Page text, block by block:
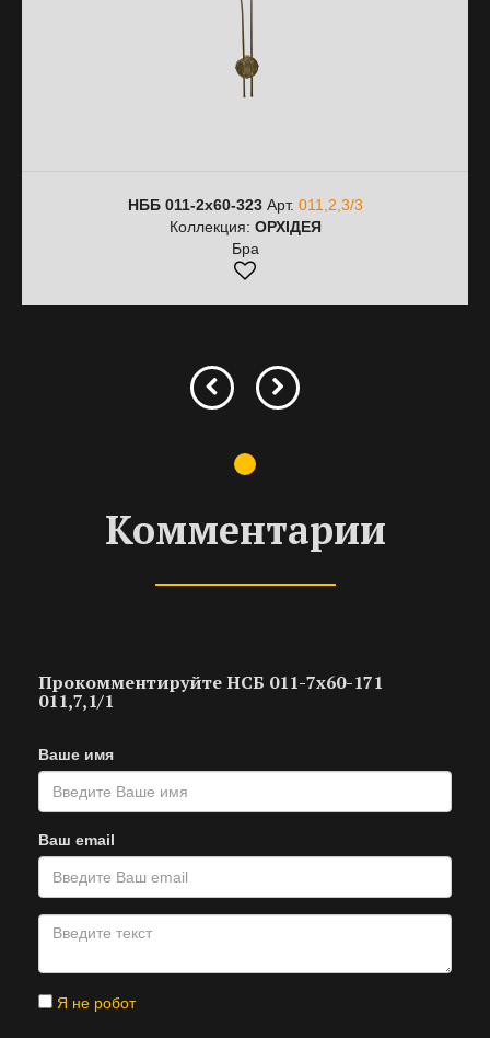
НББ 011-2х60-323Арт. 011,2,3/3
Коллекция: ОРХІДЕЯ
Бра
Комментарии
Прокомментируйте НСБ 011-7х60-171
011,7,1/1
Ваше имя
Ваш email
Я не робот